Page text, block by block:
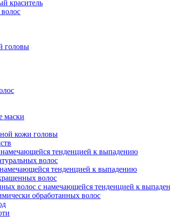
краситель
головы
маски
кожи головы
намечающейся тенденцией к выпадению
волос
тенденцией к выпадению
волос
волос с намечающейся тенденцией к
обработанных волос